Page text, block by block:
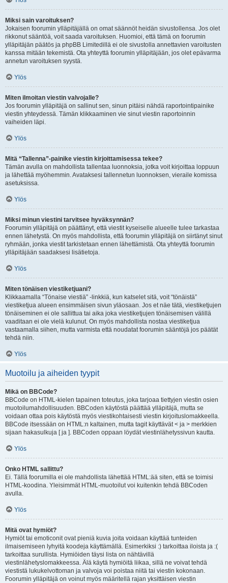
Miksi sain varoituksen?
Jokaisen foorumin ylläpitäjällä on omat säännöt heidän sivustollensa. Jos olet
rikkonut sääntöä, voit saada varoituksen. Huomioi, että tämä on foorumin
ylläpitäjän päätös ja phpBB Limitedillä ei ole sivustolla annettavien varoitusten
kanssa mitään tekemistä. Ota yhteyttä foorumin ylläpitäjään, jos olet epävarma
annetun varoituksen syystä.
Ylös
Miten ilmoitan viestin valvojalle?
Jos foorumin ylläpitäjä on sallinut sen, sinun pitäisi nähdä raportointipainike
viestin yhteydessä. Tämän klikkaaminen vie sinut viestin raportoinnin
vaiheiden läpi.
Ylös
Mitä “Tallenna”-painike viestin kirjoittamisessa tekee?
Tämän avulla on mahdollista tallentaa luonnoksia, jotka voit kirjoittaa loppuun
ja lähettää myöhemmin. Avataksesi tallennetun luonnoksen, vieraile komissa
asetuksissa.
Ylös
Miksi minun viestini tarvitsee hyväksynnän?
Foorumin ylläpitäjä on päättänyt, että viestit kyseiselle alueelle tulee tarkastaa
ennen lähetystä. On myös mahdollista, että foorumin ylläpitäjä on siirtänyt sinut
ryhmään, jonka viestit tarkistetaan ennen lähettämistä. Ota yhteyttä foorumin
ylläpitäjään saadaksesi lisätietoja.
Ylös
Miten tönäisen viestiketjuani?
Klikkaamalla “Tönaise viestiä” -linkkiä, kun katselet sitä, voit “tönäistä”
viestiketjua alueen ensimmäisen sivun yläosaan. Jos et näe tätä, viestiketjujen
tönäiseminen ei ole sallittua tai aika joka viestiketjujen tönäisemisen välillä
vaaditaan ei ole vielä kulunut. On myös mahdollista nostaa viestiketjua
vastaamalla siihen, mutta varmista että noudatat foorumin sääntöjä jos päätät
tehdä niin.
Ylös
Muotoilu ja aiheiden tyypit
Mikä on BBCode?
BBCode on HTML-kielen tapainen toteutus, joka tarjoaa tiettyjen viestin osien
muotoilumahdollisuuden. BBCoden käytöstä päättää ylläpitäjä, mutta se
voidaan ottaa pois käytöstä myös viestikohtaisesti viestin kirjoituslomakkeella.
BBCode itsessään on HTML:n kaltainen, mutta tagit käyttävät < ja > merkkien
sijaan hakasulkuja [ ja ]. BBCoden oppaan löydät viestinlähetyssivun kautta.
Ylös
Onko HTML sallittu?
Ei. Tällä foorumilla ei ole mahdollista lähettää HTML:ää siten, että se toimisi
HTML-koodina. Yleisimmät HTML-muotoilut voi kuitenkin tehdä BBCoden
avulla.
Ylös
Mitä ovat hymiöt?
Hymiöt tai emoticonit ovat pieniä kuvia joita voidaan käyttää tunteiden
ilmaisemiseen lyhyitä koodeja käyttämällä. Esimerkiksi :) tarkoittaa iloista ja :(
tarkoittaa surullista. Hymiöiden täysi lista on nähtävillä
viestinlähetyslomakkeessa. Älä käytä hymiöitä liikaa, sillä ne voivat tehdä
viestistä lukukelvottoman ja valvoja voi poistaa niitä tai viestin kokonaan.
Foorumin ylläpitäjä on voinut myös määritellä rajan yksittäisen viestin